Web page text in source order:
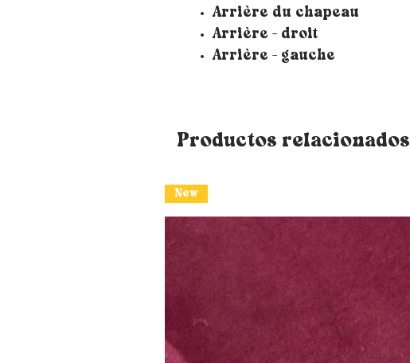
Arrière du chapeau
Arrière - droit
Arrière - gauche
Productos relacionados
New